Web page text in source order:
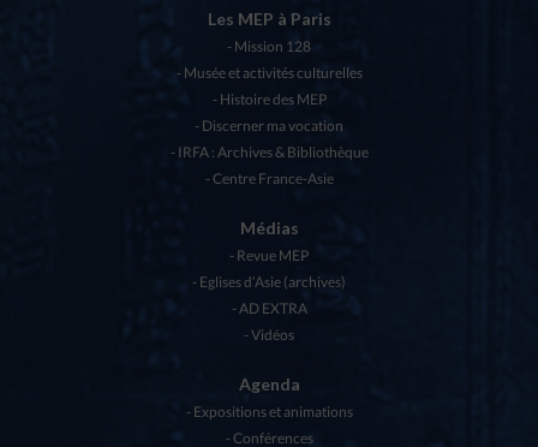
Les MEP à Paris
Mission 128
Musée et activités culturelles
Histoire des MEP
Discerner ma vocation
IRFA : Archives & Bibliothèque
Centre France-Asie
Médias
Revue MEP
Eglises d’Asie (archives)
AD EXTRA
Vidéos
Agenda
Expositions et animations
Conférences